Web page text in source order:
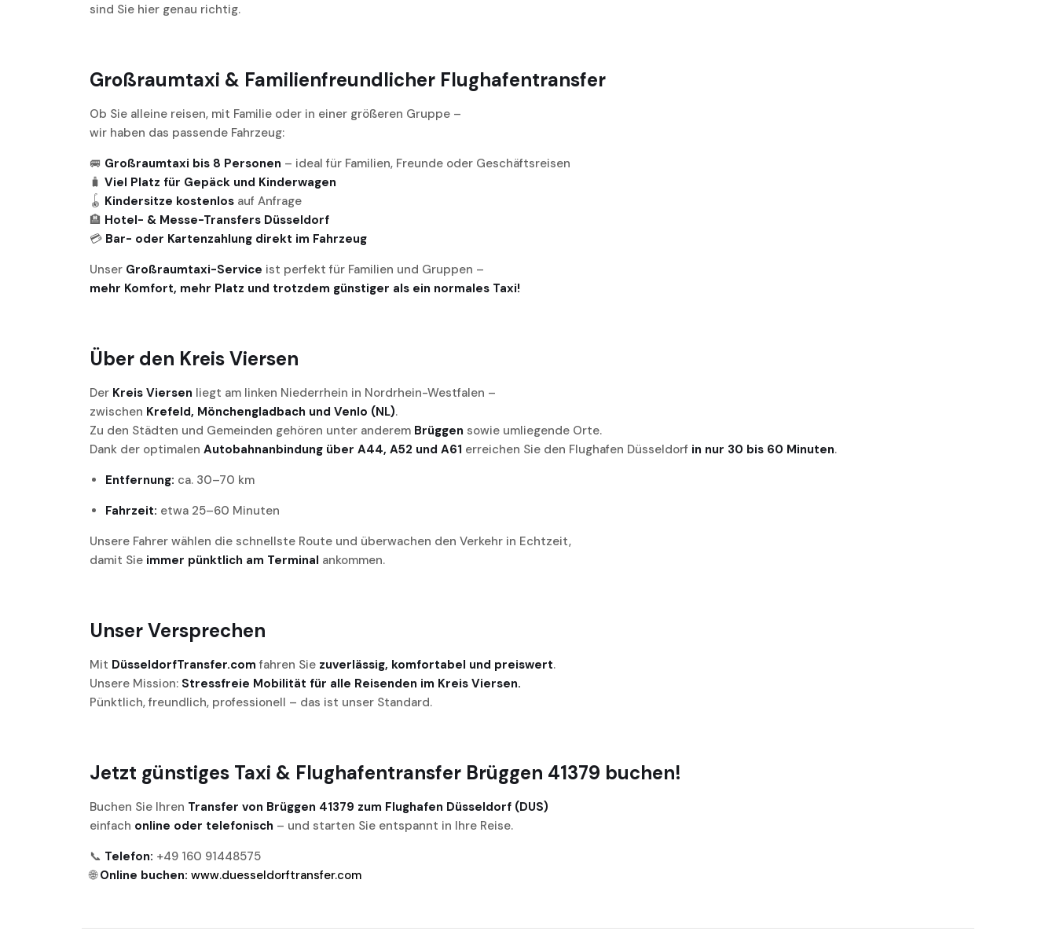
sind Sie hier genau richtig.
Großraumtaxi & Familienfreundlicher Flughafentransfer
Ob Sie alleine reisen, mit Familie oder in einer größeren Gruppe –
wir haben das passende Fahrzeug:
🚐 Großraumtaxi bis 8 Personen – ideal für Familien, Freunde oder Geschäftsreisen
🧳 Viel Platz für Gepäck und Kinderwagen
🪀 Kindersitze kostenlos auf Anfrage
🏨 Hotel- & Messe-Transfers Düsseldorf
💳 Bar- oder Kartenzahlung direkt im Fahrzeug
Unser Großraumtaxi-Service ist perfekt für Familien und Gruppen –
mehr Komfort, mehr Platz und trotzdem günstiger als ein normales Taxi!
Über den Kreis Viersen
Der Kreis Viersen liegt am linken Niederrhein in Nordrhein-Westfalen –
zwischen Krefeld, Mönchengladbach und Venlo (NL).
Zu den Städten und Gemeinden gehören unter anderem Brüggen sowie umliegende Orte.
Dank der optimalen Autobahnanbindung über A44, A52 und A61 erreichen Sie den Flughafen Düsseldorf in nur 30 bis 60 Minuten.
Entfernung: ca. 30–70 km
Fahrzeit: etwa 25–60 Minuten
Unsere Fahrer wählen die schnellste Route und überwachen den Verkehr in Echtzeit,
damit Sie immer pünktlich am Terminal ankommen.
Unser Versprechen
Mit DüsseldorfTransfer.com fahren Sie zuverlässig, komfortabel und preiswert.
Unsere Mission: Stressfreie Mobilität für alle Reisenden im Kreis Viersen.
Pünktlich, freundlich, professionell – das ist unser Standard.
Jetzt günstiges Taxi & Flughafentransfer Brüggen 41379 buchen!
Buchen Sie Ihren Transfer von Brüggen 41379 zum Flughafen Düsseldorf (DUS)
einfach online oder telefonisch – und starten Sie entspannt in Ihre Reise.
📞 Telefon: +49 160 91448575
🌐Online buchen: www.duesseldorftransfer.com